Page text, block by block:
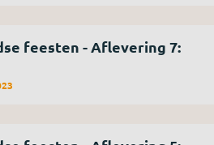
feesten - Aflevering 7: